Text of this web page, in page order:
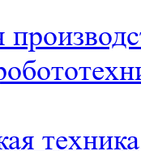
техника